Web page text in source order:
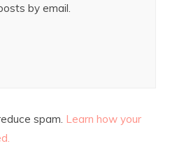
by email.
spam. Learn how your